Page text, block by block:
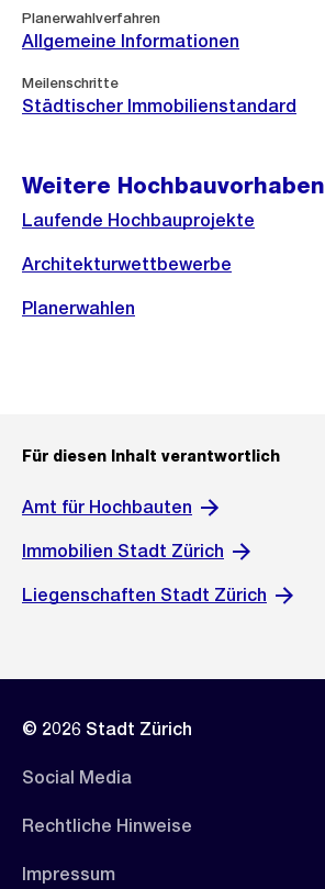
Planerwahlverfahren
Allgemeine Informationen
Meilenschritte
Städtischer Immobilienstandard
Weitere Hochbauvorhaben
Laufende Hochbauprojekte
Architekturwettbewerbe
Planerwahlen
Für diesen Inhalt verantwortlich
Amt für Hochbauten
Immobilien Stadt Zürich
Liegenschaften Stadt Zürich
© 2026 Stadt Zürich
Social Media
Rechtliche Hinweise
Impressum